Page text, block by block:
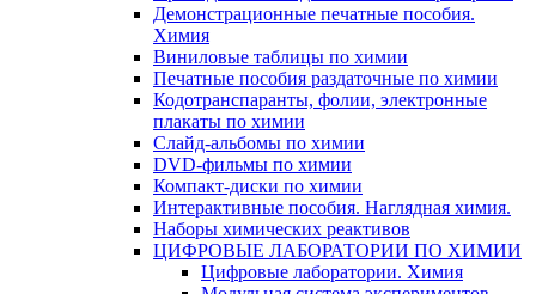
Демонстрационные печатные пособия.
Химия
Виниловые таблицы по химии
Печатные пособия раздаточные по химии
Кодотранспаранты, фолии, электронные
плакаты по химии
Слайд-альбомы по химии
DVD-фильмы по химии
Компакт-диски по химии
Интерактивные пособия. Наглядная химия.
Наборы химических реактивов
ЦИФРОВЫЕ ЛАБОРАТОРИИ ПО ХИМИИ
Цифровые лаборатории. Химия